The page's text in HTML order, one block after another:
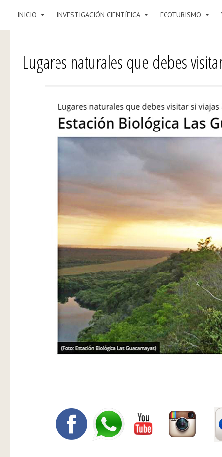
INICIO INVESTIGACIÓN CIENTÍFICA ECOTURISMO
Lugares naturales que debes